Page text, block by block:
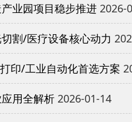
业园项目稳步推进 2026-
割/医疗设备核心动力
印/工业自动化首选方案
用全解析 2026-01-14